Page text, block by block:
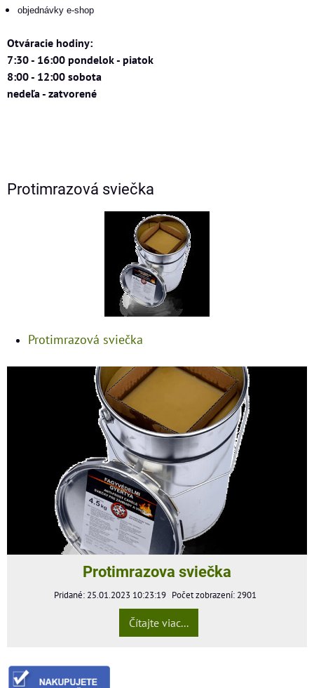
objednávky e-shop
Otváracie hodiny:
7:30 - 16:00 pondelok - piatok
8:00 - 12:00 sobota
nedeľa - zatvorené
Protimrazová sviečka
Protimrazová sviečka
Protimrazova sviečka
Pridané: 25.01.2023 10:23:19 Počet zobrazení: 2901
Čítajte viac...